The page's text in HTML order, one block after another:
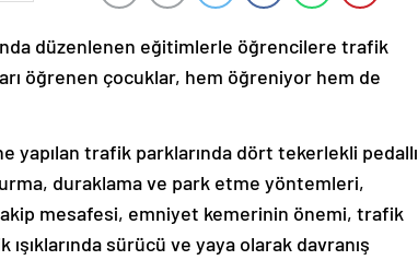
düzenlenen eğitimlerle öğrencilere trafik
öğrenen çocuklar, hem öğreniyor hem de
yapılan trafik parklarında dört tekerlekli pedallı
duraklama ve park etme yöntemleri,
mesafesi, emniyet kemerinin önemi, trafik
sürücü ve yaya olarak davranış